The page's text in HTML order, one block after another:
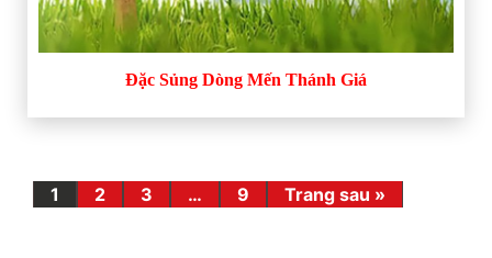
Đặc Sủng Dòng Mến Thánh Giá
1 2 3 … 9 Trang sau »